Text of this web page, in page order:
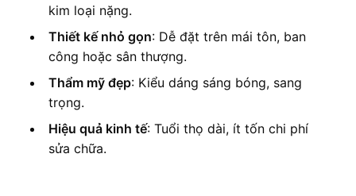
kim loại nặng.
Thiết kế nhỏ gọn: Dễ đặt trên mái tôn, ban
công hoặc sân thượng.
Thẩm mỹ đẹp: Kiểu dáng sáng bóng, sang
trọng.
Hiệu quả kinh tế: Tuổi thọ dài, ít tốn chi phí
sửa chữa.